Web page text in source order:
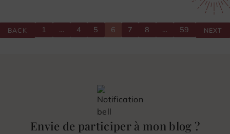
BACK 1 … 4 5 6 7 8 … 59 NEXT
Envie de participer à mon blog ?